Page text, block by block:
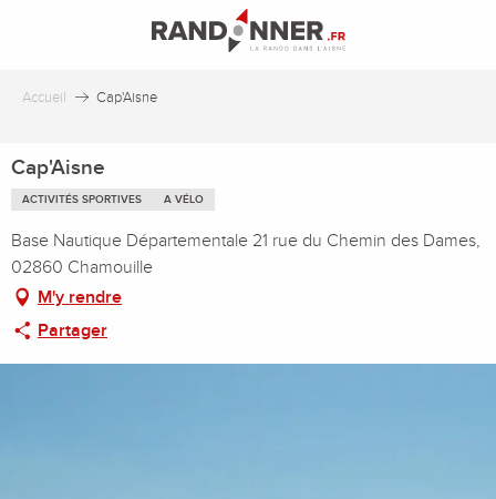
principal
Accueil Cap'Aisne
Cap'Aisne
ACTIVITÉS SPORTIVES A VÉLO
Base Nautique Départementale 21 rue du Chemin des Dames,
02860 Chamouille
M'y rendre
Partager